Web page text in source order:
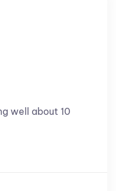
well about 10